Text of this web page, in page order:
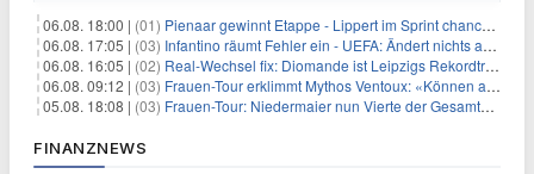
06.08. 18:00 | (01) Pienaar gewinnt Etappe - Lippert im Sprint chancenlos
06.08. 17:05 | (03) Infantino räumt Fehler ein - UEFA: Ändert nichts an Boykott
06.08. 16:05 | (02) Real-Wechsel fix: Diomande ist Leipzigs Rekordtransfer
06.08. 09:12 | (03) Frauen-Tour erklimmt Mythos Ventoux: «Können alles schaffen»
05.08. 18:08 | (03) Frauen-Tour: Niedermaier nun Vierte der Gesamtwertung
FINANZNEWS